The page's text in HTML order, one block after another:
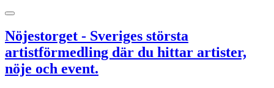
Nöjestorget - Sveriges största
artistförmedling där du hittar artister,
nöje och event.